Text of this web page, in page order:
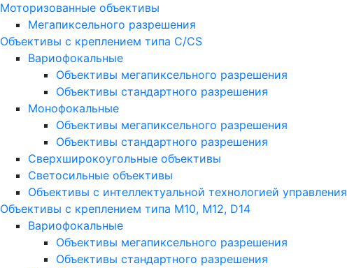
Моторизованные объективы
Мегапиксельного разрешения
Объективы с креплением типа C/CS
Вариофокальные
Объективы мегапиксельного разрешения
Объективы стандартного разрешения
Монофокальные
Объективы мегапиксельного разрешения
Объективы стандартного разрешения
Сверхширокоугольные объективы
Светосильные объективы
Объективы с интеллектуальной технологией управления
Объективы с креплением типа M10, M12, D14
Вариофокальные
Объективы мегапиксельного разрешения
Объективы стандартного разрешения